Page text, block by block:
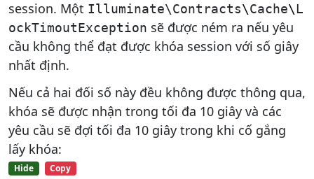
session. Một Illuminate\Contracts\Cache\L
ockTimoutException sẽ được ném ra nếu yêu
cầu không thể đạt được khóa session với số giây
nhất định.
Nếu cả hai đối số này đều không được thông qua,
khóa sẽ được nhận trong tối đa 10 giây và các
yêu cầu sẽ đợi tối đa 10 giây trong khi cố gắng
lấy khóa:
Hide Copy